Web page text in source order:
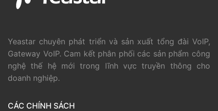
Yeastar chuyên phát triển và sản xuất tổng đài VoIP,
Gateway VoIP. Cam kết phân phối các sản phẩm công
nghệ thế hệ mới trong lĩnh vực truyền thông cho
doanh nghiệp.
CÁC CHÍNH SÁCH